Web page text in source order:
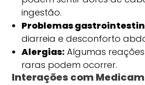
ingestão.
Problemas
diarreia e desconforto
Alergias:Algumas
raras podem ocorrer.
Interações com